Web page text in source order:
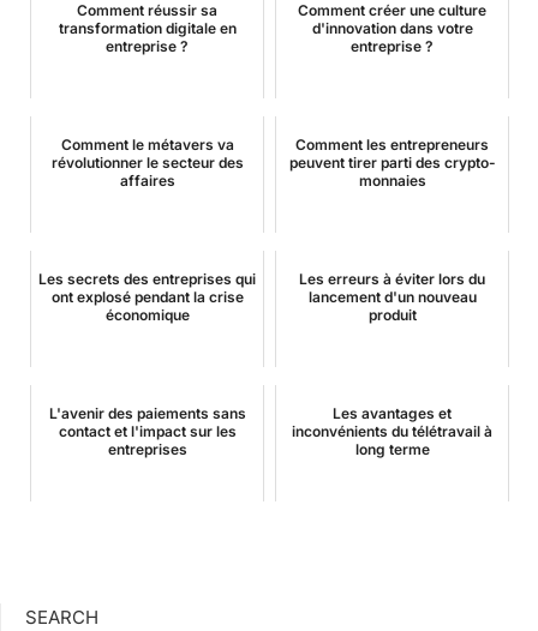
Comment réussir sa
transformation digitale en
entreprise ?
Comment créer une culture
d'innovation dans votre
entreprise ?
Comment le métavers va
révolutionner le secteur des
affaires
Comment les entrepreneurs
peuvent tirer parti des crypto-
monnaies
Les secrets des entreprises qui
ont explosé pendant la crise
économique
Les erreurs à éviter lors du
lancement d'un nouveau
produit
L'avenir des paiements sans
contact et l'impact sur les
entreprises
Les avantages et
inconvénients du télétravail à
long terme
SEARCH